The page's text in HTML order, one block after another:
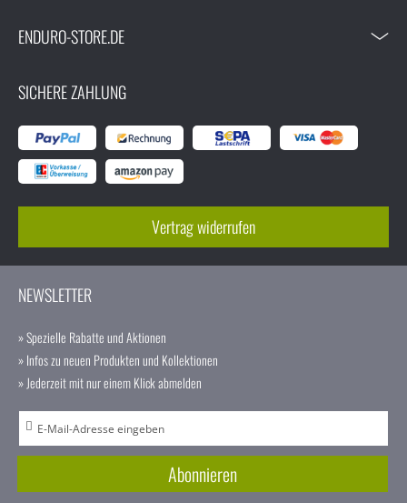
ENDURO-STORE.DE
SICHERE ZAHLUNG
Vertrag widerrufen
NEWSLETTER
» Spezielle Rabatte und Aktionen
» Infos zu neuen Produkten und Kollektionen
» Jederzeit mit nur einem Klick abmelden
m
Abonnieren